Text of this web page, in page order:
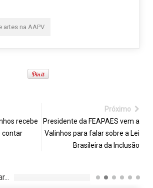
artes na AAPV
recebe
contar
Próximo
Presidente da FEAPAES vem a
Valinhos para falar sobre a Lei
Brasileira da Inclusão